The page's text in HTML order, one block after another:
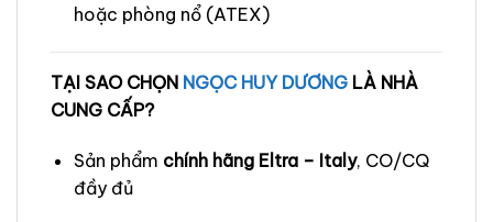
hoặc phòng nổ (ATEX)
TẠI SAO CHỌN NGỌC HUY DƯƠNG LÀ NHÀ
CUNG CẤP?
Sản phẩm chính hãng Eltra – Italy, CO/CQ
đầy đủ